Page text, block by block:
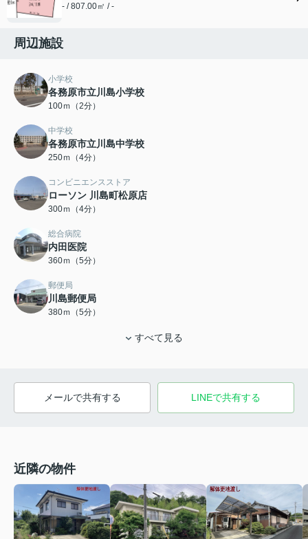
- / 807.00㎡ / -
周辺施設
小学校
各務原市立川島小学校
100ｍ（2分）
中学校
各務原市立川島中学校
250ｍ（4分）
コンビニエンスストア
ローソン 川島町松原店
300ｍ（4分）
総合病院
内田医院
360ｍ（5分）
郵便局
川島郵便局
380ｍ（5分）
すべて見る
メールで共有する LINEで共有する
近隣の物件